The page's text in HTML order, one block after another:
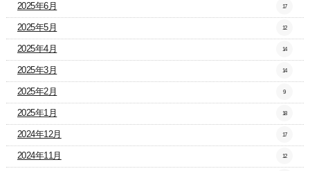
2025年6月 17
2025年5月 12
2025年4月 14
2025年3月 14
2025年2月 9
2025年1月 18
2024年12月 17
2024年11月 12